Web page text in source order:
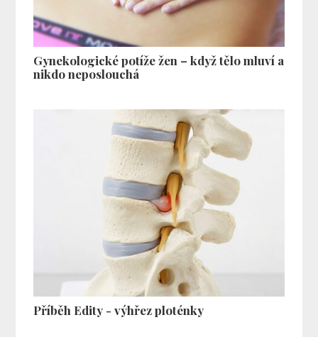
Gynekologické potíže žen – když tělo mluví a
nikdo neposlouchá
Příběh Edity - výhřez ploténky